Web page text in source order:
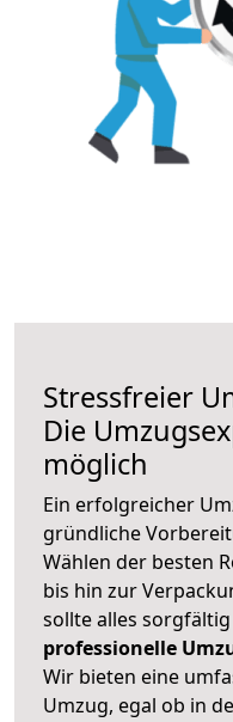
Stressfreier
Die
möglich
Ein erfolgreicher
gründliche
Wählen der besten
bis hin zur
sollte alles
professionelle
Wir bieten eine
Umzug, egal ob in